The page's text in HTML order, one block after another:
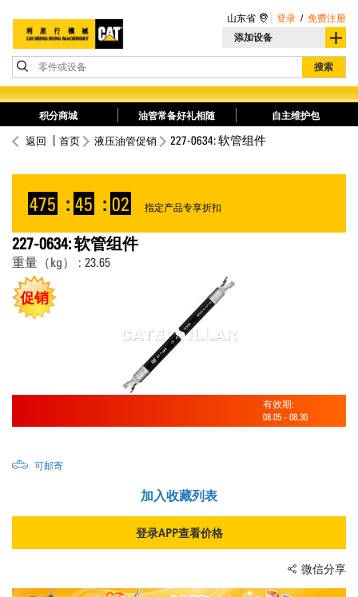
添加设备
零件或设备 搜索
山东省 登录 / 免费注册
积分商城 油管常备好礼相随 自主维护包
返回 首页 液压油管促销 227-0634: 软管组件
475 : 45 : 02 指定产品专享折扣
227-0634: 软管组件
重量（kg） : 23.65
促销
有效期:
08.05 - 08.30
可邮寄
加入收藏列表
登录APP查看价格
微信分享